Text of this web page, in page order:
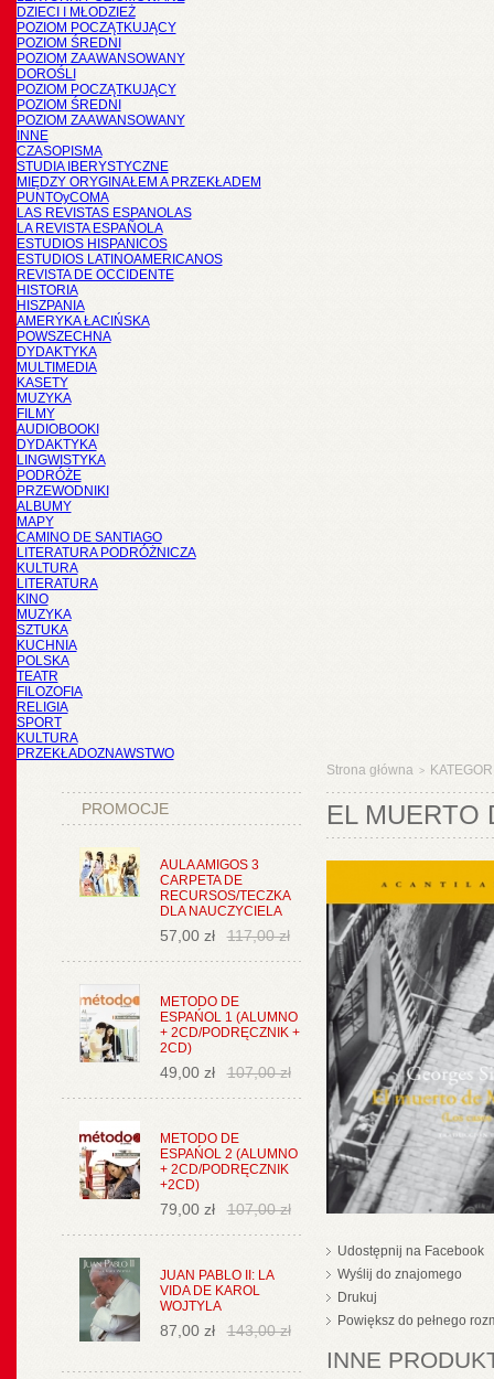
DZIECI I MŁODZIEŻ
POZIOM POCZĄTKUJĄCY
POZIOM ŚREDNI
POZIOM ZAAWANSOWANY
DOROŚLI
POZIOM POCZĄTKUJĄCY
POZIOM ŚREDNI
POZIOM ZAAWANSOWANY
INNE
CZASOPISMA
STUDIA IBERYSTYCZNE
MIĘDZY ORYGINAŁEM A PRZEKŁADEM
PUNTOyCOMA
LAS REVISTAS ESPANOLAS
LA REVISTA ESPAÑOLA
ESTUDIOS HISPANICOS
ESTUDIOS LATINOAMERICANOS
REVISTA DE OCCIDENTE
HISTORIA
HISZPANIA
AMERYKA ŁACIŃSKA
POWSZECHNA
DYDAKTYKA
MULTIMEDIA
KASETY
MUZYKA
FILMY
AUDIOBOOKI
DYDAKTYKA
LINGWISTYKA
PODRÓŻE
PRZEWODNIKI
ALBUMY
MAPY
CAMINO DE SANTIAGO
LITERATURA PODRÓŻNICZA
KULTURA
LITERATURA
KINO
MUZYKA
SZTUKA
KUCHNIA
POLSKA
TEATR
FILOZOFIA
RELIGIA
SPORT
KULTURA
PRZEKŁADOZNAWSTWO
PROMOCJE
AULA AMIGOS 3
CARPETA DE
RECURSOS/TECZKA
DLA NAUCZYCIELA
57,00 zł 117,00 zł
METODO DE
ESPAŃOL 1 (ALUMNO
+ 2CD/PODRĘCZNIK +
2CD)
49,00 zł 107,00 zł
METODO DE
ESPAŃOL 2 (ALUMNO
+ 2CD/PODRĘCZNIK
+2CD)
79,00 zł 107,00 zł
JUAN PABLO II: LA
VIDA DE KAROL
WOJTYLA
87,00 zł 143,00 zł
Strona główna >
EL MUERTO
Udostępnij na Facebook
Wyślij do znajomego
Drukuj
Powiększ do pełnego
INNE